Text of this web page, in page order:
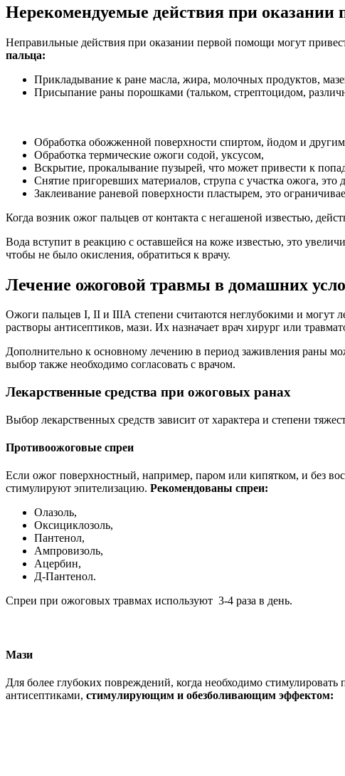
Нерекомендуемые действия при оказании
Неправильные действия при оказании первой помощи могут
пальца:
Прикладывание к ране масла, жира, молочных продуктов,
Присыпание раны порошками (тальком, стрептоцидом,
Обработка обожженной поверхности спиртом, йодом и
Обработка термические ожоги содой, уксусом,
Вскрытие, прокалывание пузырей, что может привести к
Снятие пригоревших материалов, струпа с участка ожога, это
Заклеивание раневой поверхности пластырем, это
Когда возник ожог пальцев от контакта с негашеной известью,
Вода вступит в реакцию с оставшейся на коже известью, это
чтобы не было окисления, обратиться к врачу.
Лечение ожоговой травмы в домашних
Ожоги пальцев I, II и IIIА степени считаются неглубокими и могут
растворы антисептиков, мази. Их назначает врач хирург или
Дополнительно к основному лечению в период заживления раны
выбор также необходимо согласовать с врачом.
Лекарственные средства при ожоговых ранах
Выбор лекарственных средств зависит от характера и степени
Противоожоговые спреи
Если ожог поверхностный, например, паром или кипятком, и без
стимулируют эпителизацию. Рекомендованы спреи:
Олазоль,
Оксициклозоль,
Пантенол,
Ампровизоль,
Ацербин,
Д-Пантенол.
Спреи при ожоговых травмах используют 3-4 раза в день.
Мази
Для более глубоких повреждений, когда необходимо
антисептиками, стимулирующим и обезболивающим эффектом: